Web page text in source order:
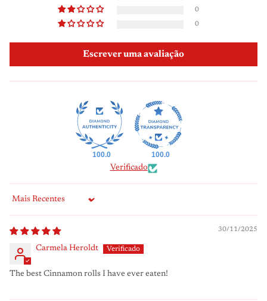
0
0
Escrever uma avaliação
100.0
100.0
Verificado
Sort by
30/11/2025
Carmela Heroldt
The best Cinnamon rolls I have ever eaten!